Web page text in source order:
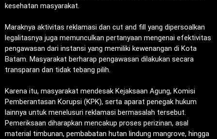
kesehatan masyarakat.
‎Maraknya aktivitas reklamasi dan cut and fill yang dipersoalkan
legalitasnya juga memunculkan pertanyaan mengenai efektivitas
pengawasan dari instansi yang memiliki kewenangan di Kota
Batam. Masyarakat berharap pengawasan dilakukan secara
transparan dan tidak tebang pilih.
‎Karena itu, masyarakat mendesak Kejaksaan Agung, Komisi
Pemberantasan Korupsi (KPK), serta aparat penegak hukum
lainnya untuk menelusuri reklamasi bermasalah tersebut.
Pemeriksaan diharapkan mencakup proses perizinan, asal
material timbunan, pembabatan hutan lindung mangrove, hingga